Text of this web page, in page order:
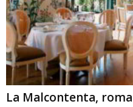
La Malcontenta,